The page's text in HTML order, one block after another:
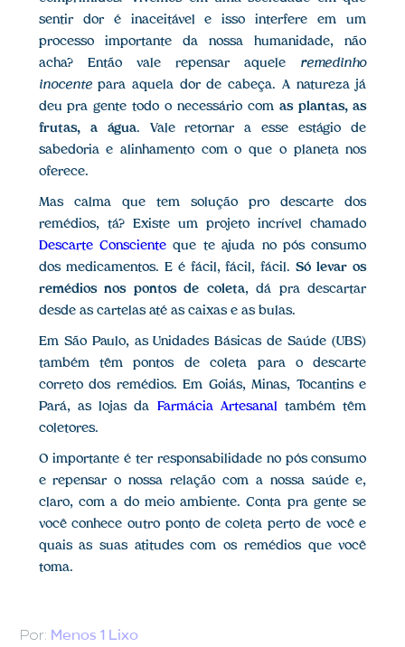
sentir dor é inaceitável e isso interfere em um
processo importante da nossa humanidade, não
acha? Então vale repensar aquele remedinho
inocentepara aquela dor de cabeça. A natureza já
deu pra gente todo o necessário com as plantas, as
frutas, a água. Vale retornar a esse estágio de
sabedoria e alinhamento com o que o planeta nos
oferece.
Mas calma que tem solução pro descarte dos
remédios, tá? Existe um projeto incrível chamado
Descarte Conscienteque te ajuda no pós consumo
dos medicamentos. E é fácil, fácil, fácil.Só levar os
remédios nos pontos de coleta, dá pra descartar
desde as cartelas até as caixas e as bulas.
Em São Paulo, as Unidades Básicas de Saúde (UBS)
também têm pontos de coleta para o descarte
correto dos remédios. Em Goiás, Minas, Tocantins e
Pará, as lojas da Farmácia Artesanal também têm
coletores.
O importante é ter responsabilidade no pós consumo
e repensar o nossa relação com a nossa saúde e,
claro, com a do meio ambiente. Conta pra gente se
você conhece outro ponto de coleta perto de você e
quais as suas atitudes com os remédios que você
toma.
Menos 1 Lixo
Por: